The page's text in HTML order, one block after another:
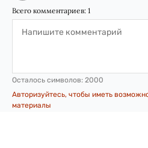
Всего комментариев: 1
Осталось символов: 2000
Авторизуйтесь, чтобы иметь
материалы